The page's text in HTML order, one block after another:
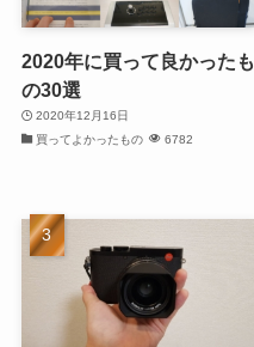
2020年に買って良かったも
の30選
2020年12月16日
買ってよかったもの
6782